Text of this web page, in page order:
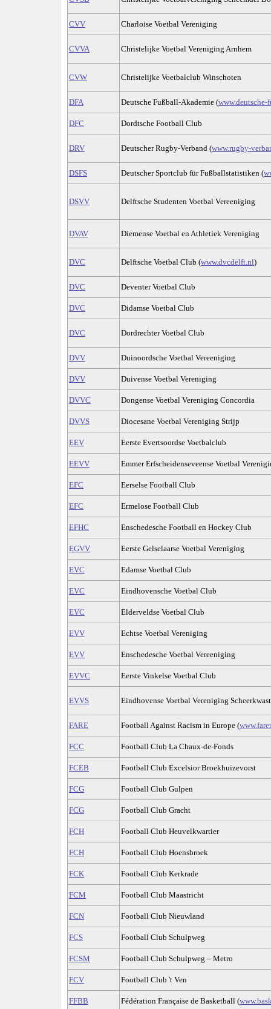
CVV Charloise Voetbal Vereniging
CVVA Christelijke Voetbal Vereniging Arnhem
CVW Christelijke Voetbalclub Winschoten
DFA Deutsche Fußball-Akademie (www.deutsche-
DFC Dordtsche Football Club
DRV Deutscher Rugby-Verband (www.rugby-
DSFS Deutscher Sportclub für Fußballstatistiken (
DSVV Delftsche Studenten Voetbal Vereeniging
DVAV Diemense Voetbal en Athletiek Vereniging
DVC Delftsche Voetbal Club (www.dvcdelft.nl)
DVC Deventer Voetbal Club
DVC Didamse Voetbal Club
DVC Dordrechter Voetbal Club
DVV Duinoordsche Voetbal Vereeniging
DVV Duivense Voetbal Vereniging
DVVC Dongense Voetbal Vereniging Concordia
DVVS Diocesane Voetbal Vereniging Strijp
EEV Eerste Evertsoordse Voetbalclub
EEVV Emmer Erfscheidenseveense Voetbal
EFC Eerselse Football Club
EFC Ermelose Football Club
EFHC Enschedesche Football en Hockey Club
EGVV Eerste Gelselaarse Voetbal Vereniging
EVC Edamse Voetbal Club
EVC Eindhovensche Voetbal Club
EVC Elderveldse Voetbal Club
EVV Echtse Voetbal Vereniging
EVV Enschedesche Voetbal Vereeniging
EVVC Eerste Vinkelse Voetbal Club
EVVS Eindhovense Voetbal Vereniging
FARE Football Against Racism in Europe (
FCC Football Club La Chaux-de-Fonds
FCEB Football Club Excelsior Broekhuizevorst
FCG Football Club Gulpen
FCG Football Club Gracht
FCH Football Club Heuvelkwartier
FCH Football Club Hoensbroek
FCK Football Club Kerkrade
FCM Football Club Maastricht
FCN Football Club Nieuwland
FCS Football Club Schulpweg
FCSM Football Club Schulpweg – Metro
FCV Football Club 't Ven
FFBB Fédération Française de Basketball (